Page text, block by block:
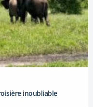
inoubliable